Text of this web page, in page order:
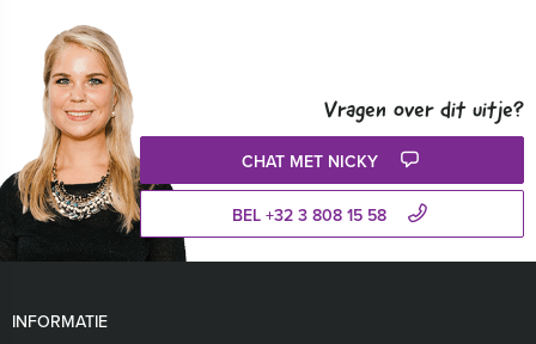
Vragen over dit uitje?
CHAT MET NICKY
BEL +32 3 808 15 58
INFORMATIE